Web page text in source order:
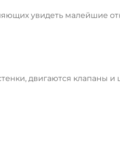
увидеть малейшие
двигаются клапаны и